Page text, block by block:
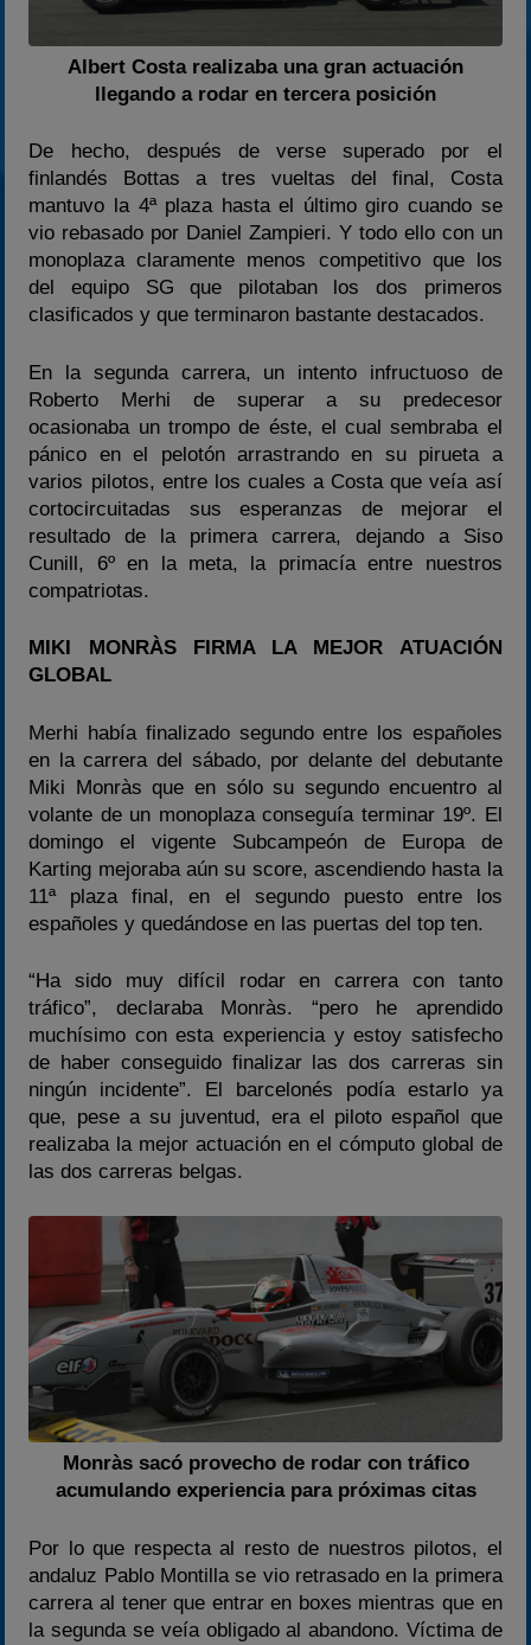
Albert Costa realizaba una gran actuación
llegando a rodar en tercera posición
De hecho, después de verse superado por el
finlandés Bottas a tres vueltas del final, Costa
mantuvo la 4ª plaza hasta el último giro cuando se
vio rebasado por Daniel Zampieri. Y todo ello con un
monoplaza claramente menos competitivo que los
del equipo SG que pilotaban los dos primeros
clasificados y que terminaron bastante destacados.
En la segunda carrera, un intento infructuoso de
Roberto Merhi de superar a su predecesor
ocasionaba un trompo de éste, el cual sembraba el
pánico en el pelotón arrastrando en su pirueta a
varios pilotos, entre los cuales a Costa que veía así
cortocircuitadas sus esperanzas de mejorar el
resultado de la primera carrera, dejando a Siso
Cunill, 6º en la meta, la primacía entre nuestros
compatriotas.
MIKI MONRÀS FIRMA LA MEJOR ATUACIÓN
GLOBAL
Merhi había finalizado segundo entre los españoles
en la carrera del sábado, por delante del debutante
Miki Monràs que en sólo su segundo encuentro al
volante de un monoplaza conseguía terminar 19º. El
domingo el vigente Subcampeón de Europa de
Karting mejoraba aún su score, ascendiendo hasta la
11ª plaza final, en el segundo puesto entre los
españoles y quedándose en las puertas del top ten.
“Ha sido muy difícil rodar en carrera con tanto
tráfico”, declaraba Monràs. “pero he aprendido
muchísimo con esta experiencia y estoy satisfecho
de haber conseguido finalizar las dos carreras sin
ningún incidente”. El barcelonés podía estarlo ya
que, pese a su juventud, era el piloto español que
realizaba la mejor actuación en el cómputo global de
las dos carreras belgas.
Monràs sacó provecho de rodar con tráfico
acumulando experiencia para próximas citas
Por lo que respecta al resto de nuestros pilotos, el
andaluz Pablo Montilla se vio retrasado en la primera
carrera al tener que entrar en boxes mientras que en
la segunda se veía obligado al abandono. Víctima de